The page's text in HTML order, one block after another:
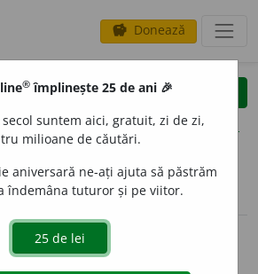
savings Donează
clear
opțiuni
® împlinește 25 de ani 🎉
suntem aici, gratuit, zi de zi,
milioane de căutări.
aniversară ne-ați ajuta să păstrăm
îndemâna tuturor și pe viitor.